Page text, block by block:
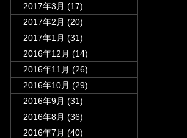
2017年3月 (17)
2017年2月 (20)
2017年1月 (31)
2016年12月 (14)
2016年11月 (26)
2016年10月 (29)
2016年9月 (31)
2016年8月 (36)
2016年7月 (40)